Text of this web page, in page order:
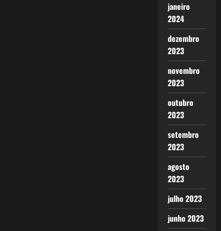
janeiro
2024
dezembro
2023
novembro
2023
outubro
2023
setembro
2023
agosto
2023
julho 2023
junho 2023